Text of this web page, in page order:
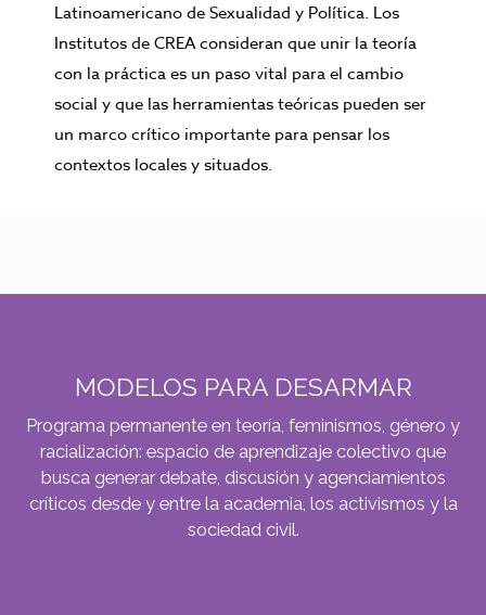
Latinoamericano de Sexualidad y Política. Los
Institutos de CREA consideran que unir la teoría
con la práctica es un paso vital para el cambio
social y que las herramientas teóricas pueden ser
un marco crítico importante para pensar los
contextos locales y situados.
MODELOS PARA DESARMAR
Programa permanente en teoría, feminismos, género y
racialización: espacio de aprendizaje colectivo que
busca generar debate, discusión y agenciamientos
críticos desde y entre la academia, los activismos y la
sociedad civil.